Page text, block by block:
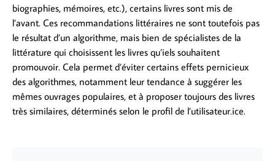
biographies, mémoires, etc.), certains livres sont mis de
l’avant. Ces recommandations littéraires ne sont toutefois pas
le résultat d’un algorithme, mais bien de spécialistes de la
littérature qui choisissent les livres qu’iels souhaitent
promouvoir. Cela permet d’éviter certains effets pernicieux
des algorithmes, notamment leur tendance à suggérer les
mêmes ouvrages populaires, et à proposer toujours des livres
très similaires, déterminés selon le profil de l’utilisateur.ice.